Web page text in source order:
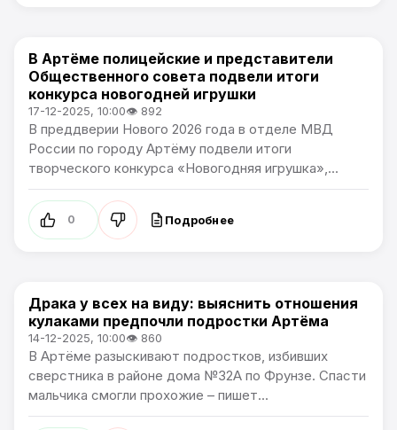
Культура / Общество
В Артёме полицейские и представители
Общественного совета подвели итоги
конкурса новогодней игрушки
17-12-2025, 10:00👁 892
В преддверии Нового 2026 года в отделе МВД
России по городу Артёму подвели итоги
творческого конкурса «Новогодняя игрушка»,...
0 Подробнее
Культура
Драка у всех на виду: выяснить отношения
кулаками предпочли подростки Артёма
14-12-2025, 10:00👁 860
В Артёме разыскивают подростков, избивших
сверстника в районе дома №32А по Фрунзе. Спасти
мальчика смогли прохожие – пишет...